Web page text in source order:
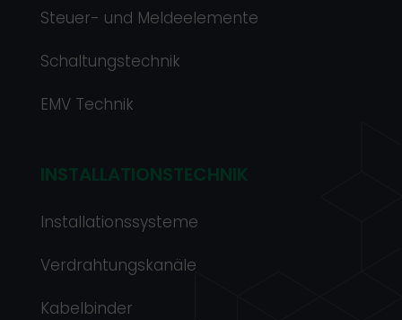
Steuer- und Meldeelemente
Schaltungstechnik
EMV Technik
INSTALLATIONSTECHNIK
Installationssysteme
Verdrahtungskanäle
Kabelbinder